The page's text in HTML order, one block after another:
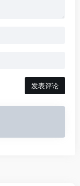
发表评论